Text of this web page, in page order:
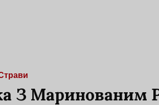
З Маринованим